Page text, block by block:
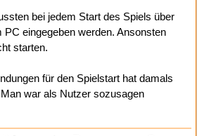
bei jedem Start des Spiels über
eingegeben werden. Ansonsten
starten.
für den Spielstart hat damals
war als Nutzer sozusagen